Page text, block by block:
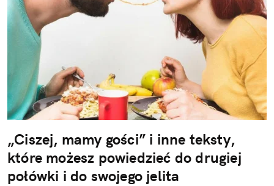
„Ciszej, mamy gości” i inne teksty,
które możesz powiedzieć do drugiej
połówki i do swojego jelita